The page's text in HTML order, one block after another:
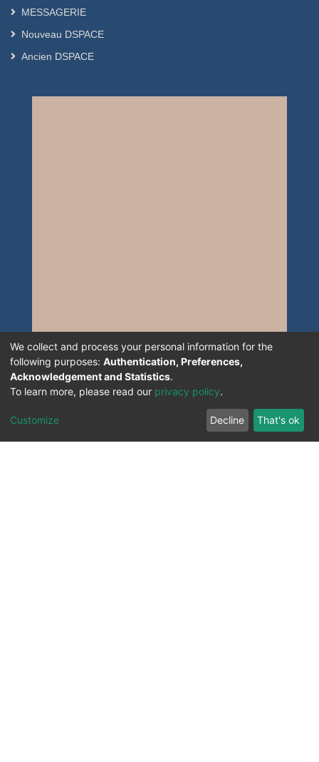
MESSAGERIE
Nouveau DSPACE
Ancien DSPACE
We collect and process your personal information for the
following purposes: Authentication, Preferences,
Acknowledgement and Statistics.
To learn more, please read our privacy policy.
Customize Decline That's ok